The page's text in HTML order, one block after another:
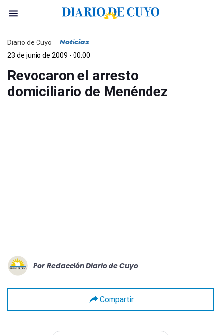
Diario de Cuyo Noticias
23 de junio de 2009 - 00:00
Revocaron el arresto
domiciliario de Menéndez
Por Redacción Diario de Cuyo
Compartir